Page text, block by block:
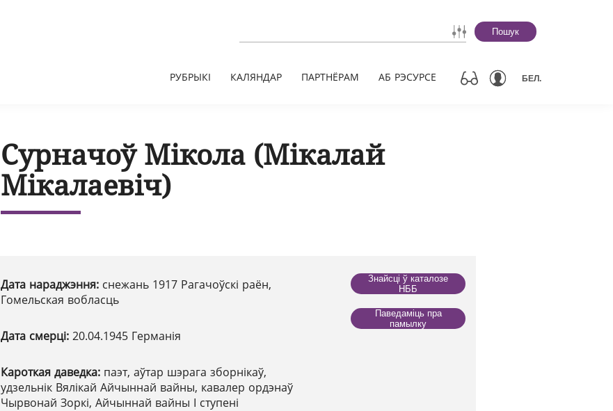
Пошук
РУБРЫКІ КАЛЯНДАР ПАРТНЁРАМ АБ РЭСУРСЕ БЕЛ.
Сурначоў Мікола (Мікалай
Мікалаевіч)
Дата нараджэння: снежань 1917 Рагачоўскі раён,
Гомельская вобласць
Дата смерці: 20.04.1945 Германія
Кароткая даведка: паэт, аўтар шэрага зборнікаў,
удзельнік Вялікай Айчыннай вайны, кавалер ордэнаў
Чырвонай Зоркі, Айчыннай вайны І ступені
Знайсці ў каталозе
НББ
Паведаміць пра
памылку